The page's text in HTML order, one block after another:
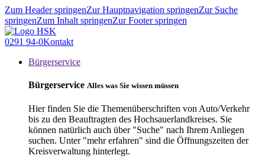
Zum Header springenZur Hauptnavigation springenZur Suche
springenZum Inhalt springenZur Footer springen
0291 94-0Kontakt
Bürgerservice
Bürgerservice Alles was Sie wissen müssen
Hier finden Sie die Themenüberschriften von Auto/Verkehr
bis zu den Beauftragten des Hochsauerlandkreises. Sie
können natürlich auch über "Suche" nach Ihrem Anliegen
suchen. Unter "mehr erfahren" sind die Öffnungszeiten der
Kreisverwaltung hinterlegt.